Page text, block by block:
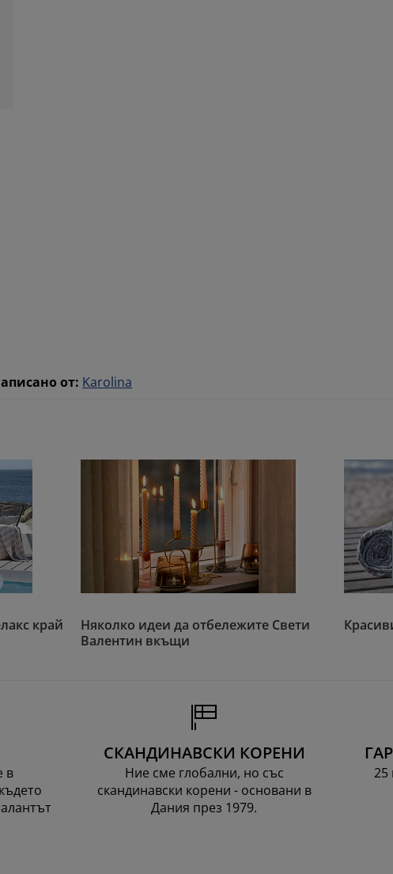
от: Karolina
край
Няколко идеи да отбележите Свети
Валентин вкъщи
в
СКАНДИНАВСКИ КОРЕНИ
Ние сме глобални, но със
скандинавски корени - основани в
Дания през 1979.
25